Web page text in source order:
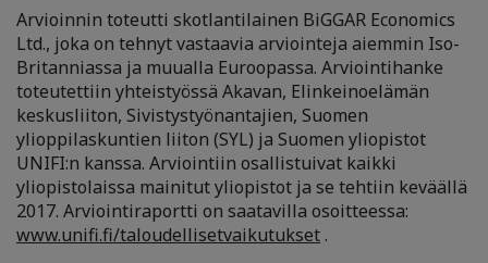
Arvioinnin toteutti skotlantilainen BiGGAR Economics
Ltd., joka on tehnyt vastaavia arviointeja aiemmin Iso-
Britanniassa ja muualla Euroopassa. Arviointihanke
toteutettiin yhteistyössä Akavan, Elinkeinoelämän
keskusliiton, Sivistystyönantajien, Suomen
ylioppilaskuntien liiton (SYL) ja Suomen yliopistot
UNIFI:n kanssa. Arviointiin osallistuivat kaikki
yliopistolaissa mainitut yliopistot ja se tehtiin keväällä
2017. Arviointiraportti on saatavilla osoitteessa:
www.unifi.fi/taloudellisetvaikutukset.